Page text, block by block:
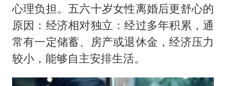
心理负担。五六十岁女性离婚后更舒心的
原因：经济相对独立：经过多年积累，通
常有一定储蓄、房产或退休金，经济压力
较小，能够自主安排生活。